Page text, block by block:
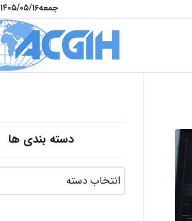
جمعه۱۴۰۵/۰۵/۱۶
دسته بندی ها